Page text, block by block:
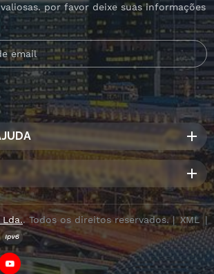
por favor deixe suas informações
Lda.. Todos os direitos reservados. | XML
|